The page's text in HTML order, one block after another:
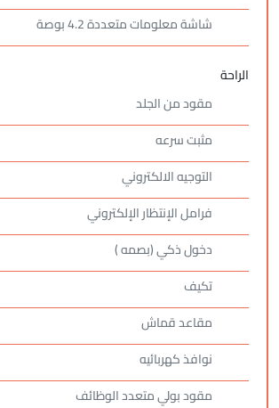
شاشة معلومات متعددة 4.2 بوصة
الراحة
مقود من الجلد
مثبت سرعه
التوجيه الالكتروني
فرامل الإنتظار الإلكتروني
دخول ذكي (بصمه )
تكيف
مقاعد قماش
نوافذ كهربائيه
مقود بولي متعدد الوظائف